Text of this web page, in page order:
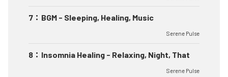
7 ： BGM - Sleeping, Healing, Music
Serene Pulse
8 ： Insomnia Healing - Relaxing, Night, That
Serene Pulse